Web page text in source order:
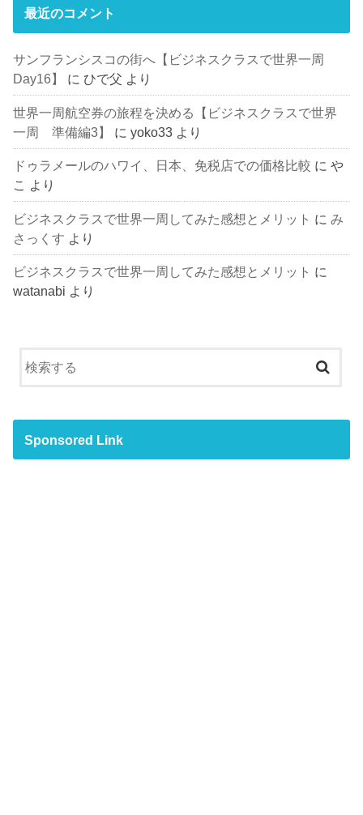
最近のコメント
サンフランシスコの街へ【ビジネスクラスで世界一周
Day16】
に ひで父 より
世界一周航空券の旅程を決める【ビジネスクラスで世界
一周 準備編3】
にyoko33 より
ドゥラメールのハワイ、日本、免税店での価格比較 にや
こ より
ビジネスクラスで世界一周してみた感想とメリット に み
さっくす より
ビジネスクラスで世界一周してみた感想とメリット に
watanabi より
Sponsored Link